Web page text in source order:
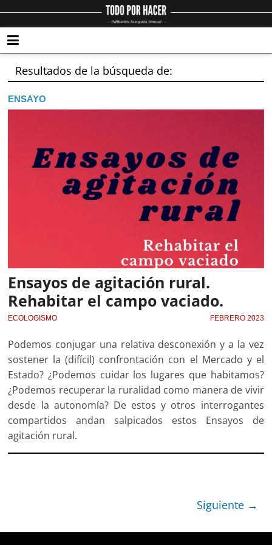
Resultados de la búsqueda de:
ENSAYO
Ensayos de agitación rural.
Rehabitar el campo vaciado.
ECOLOGISMO FEBRERO 2023
Podemos conjugar una relativa desconexión y a la vez
sostener la (difícil) confrontación con el Mercado y el
Estado? ¿Podemos cuidar los lugares que habitamos?
¿Podemos recuperar la ruralidad como manera de vivir
desde la autonomía? De estos y otros interrogantes
compartidos andan salpicados estos Ensayos de
agitación rural.
Siguiente →